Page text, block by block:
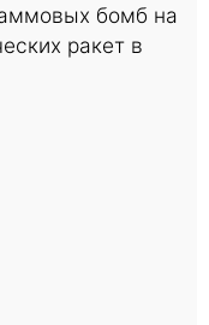
бомб на
ракет в